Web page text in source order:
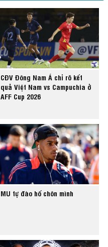
CĐV Đông Nam Á chỉ rõ kết
quả Việt Nam vs Campuchia ở
AFF Cup 2026
MU tự đào hố chôn mình